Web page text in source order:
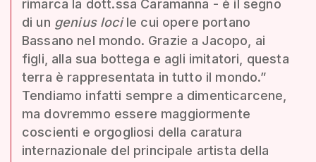
rimarca la dott.ssa Caramanna - è il segno
di un genius locile cui opere portano
Bassano nel mondo. Grazie a Jacopo, ai
figli, alla sua bottega e agli imitatori, questa
terra è rappresentata in tutto il mondo.”
Tendiamo infatti sempre a dimenticarcene,
ma dovremmo essere maggiormente
coscienti e orgogliosi della caratura
internazionale del principale artista della